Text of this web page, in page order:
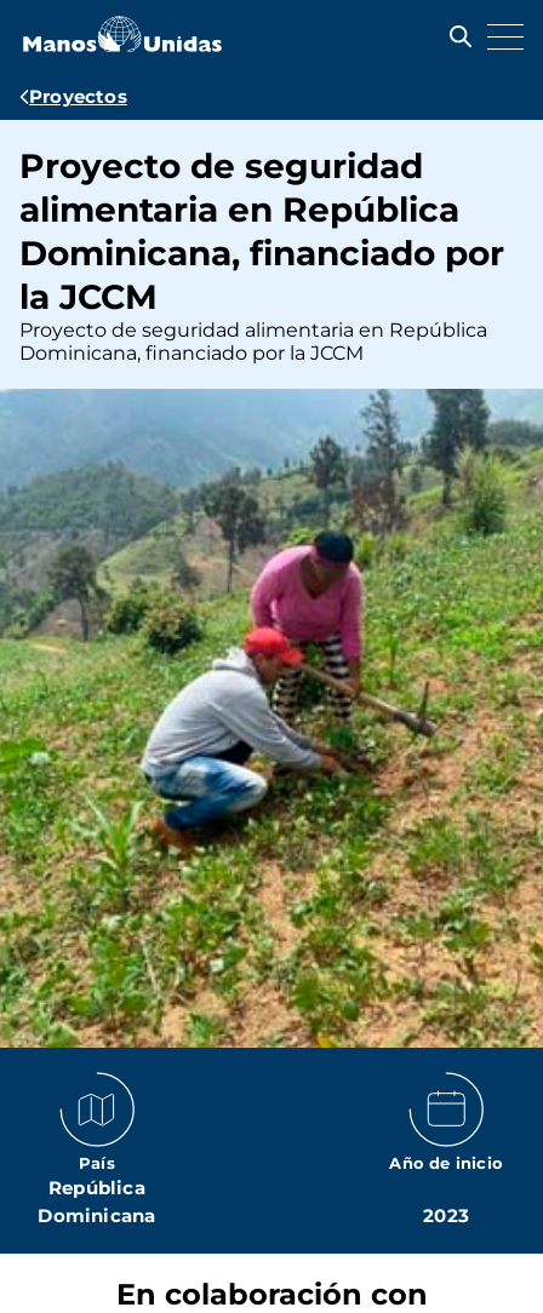
contenido
Ruta
navegación
Proyectos
Proyecto de seguridad
alimentaria en República
Dominicana, financiado por
la JCCM
Proyecto de seguridad alimentaria en República
Dominicana, financiado por la JCCM
País
República
Dominicana
Año de inicio
2023
En colaboración con